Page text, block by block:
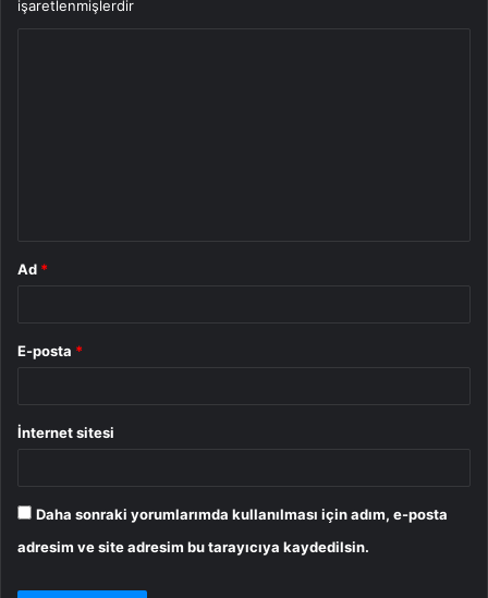
işaretlenmişlerdir
Ad *
E-posta *
İnternet sitesi
Daha sonraki yorumlarımda kullanılması için adım, e-posta
adresim ve site adresim bu tarayıcıya kaydedilsin.